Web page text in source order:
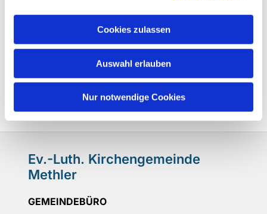
Cookies zulassen
Auswahl erlauben
Nur notwendige Cookies
Ev.-Luth. Kirchengemeinde
Methler
GEMEINDEBÜRO